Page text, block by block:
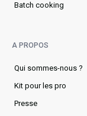
Batch cooking
A PROPOS
Qui sommes-nous ?
Kit pour les pro
Presse